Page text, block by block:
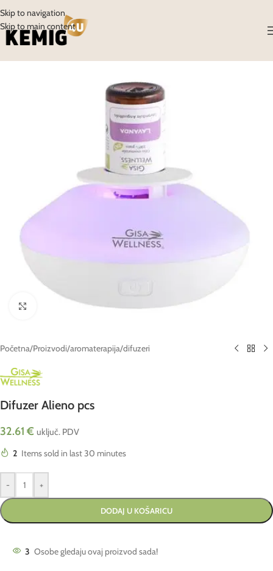
Skip to navigation
Skip to main content
Click to enlarge
Početna/Proizvodi/aromaterapija/difuzeri
Difuzer Alieno pcs
32.61 € uključ. PDV
2 Items sold in last 30 minutes
- +
DODAJ U KOŠARICU
3 Osobe gledaju ovaj proizvod sada!